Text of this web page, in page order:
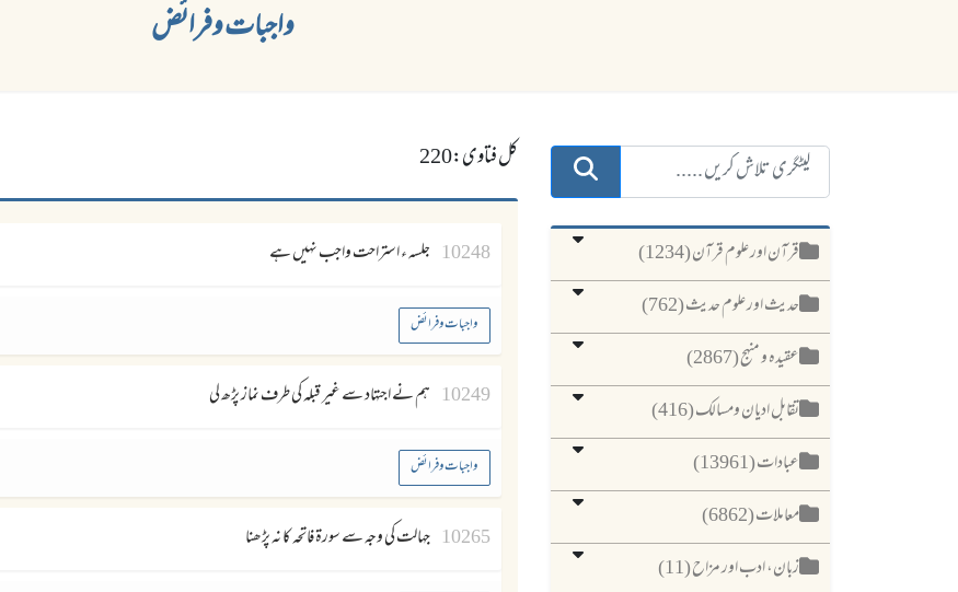
واجبات وفرائض
قرآن اور علوم قرآن (1234)
حدیث اور علوم حدیث (762)
عقیدہ و منہج (2867)
تقابل ادیان ومسالک (416)
عبادات (13961)
معاملات (6862)
زبان، ادب اور مزاح (11)
کل فتاوی:220
10248 جلسہ ء استراحت واجب نہیں ہے
واجبات وفرائض
10249 ہم نے اجتہاد سے غیر قبلہ کی طرف نماز پڑھ لی
واجبات وفرائض
10265 جہالت کی وجہ سے سورۃ فاتحہ کا نہ پڑھنا